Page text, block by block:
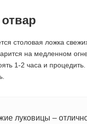
столовая ложка
на медленном
1-2 часа и
луковицы –